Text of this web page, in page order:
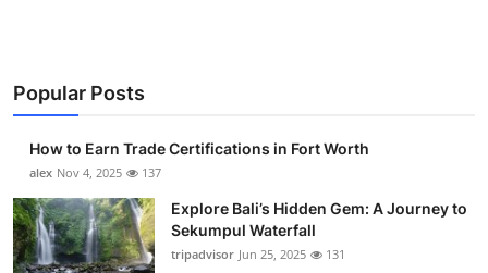
Popular Posts
How to Earn Trade Certifications in Fort Worth
alex Nov 4, 2025 137
Explore Bali’s Hidden Gem: A Journey to
Sekumpul Waterfall
tripadvisor Jun 25, 2025 131